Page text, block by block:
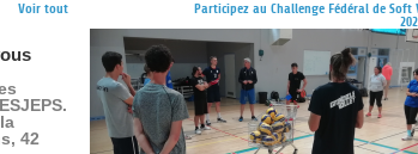
Voir tout
Participez au Challenge Fédéral de Soft
42